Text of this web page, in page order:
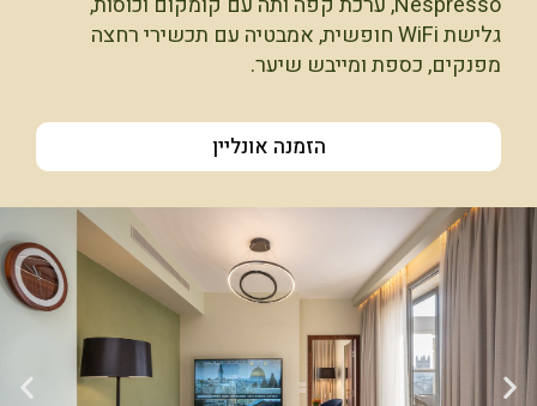
גלישת WiFi חופשית, אמבטיה עם תכשירי רחצה
מפנקים, כספת ומייבש שיער.
הזמנה אונליין